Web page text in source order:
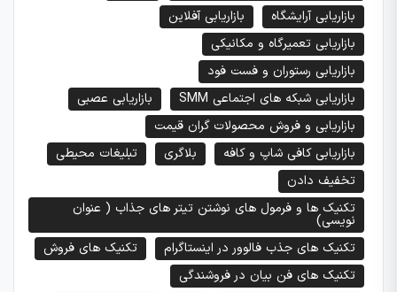
بازاریابی آرایشگاه
بازاریابی آفلاین
بازاریابی تعمیرگاه و مکانیکی
بازاریابی رستوران و فست فود
بازاریابی شبکه های اجتماعی SMM
بازاریابی عصبی
بازاریابی و فروش محصولات گران قیمت
بازاریابی کافی شاپ و کافه
بلاگری
تبلیغات محیطی
تخفیف دادن
تکنیک ها و فرمول های نوشتن تیتر های جذاب ( عنوان
نویسی)
تکنیک های جذب فالوور در اینستاگرام
تکنیک های فروش
تکنیک های فن بیان در فروشندگی